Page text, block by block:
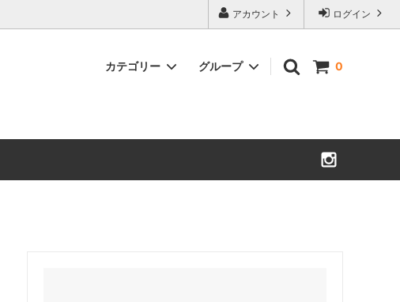
ログイン
アカウント
0
カテゴリー
大塚刷毛製造
グループ
刷毛